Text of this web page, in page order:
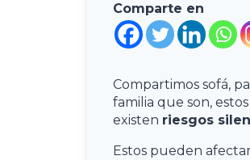
Comparte en
Compartimos sofá,
familia que son,
existen riesgos
Estos pueden